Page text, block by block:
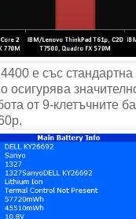
е със стандартна
осигурява
от 9-клетъчните